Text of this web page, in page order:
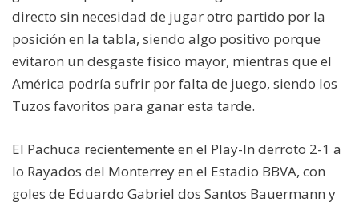
directo sin necesidad de jugar otro partido por la
posición en la tabla, siendo algo positivo porque
evitaron un desgaste físico mayor, mientras que el
América podría sufrir por falta de juego, siendo los
Tuzos favoritos para ganar esta tarde.
El Pachuca recientemente en el Play-In derroto 2-1 a
lo Rayados del Monterrey en el Estadio BBVA, con
goles de Eduardo Gabriel dos Santos Bauermann y